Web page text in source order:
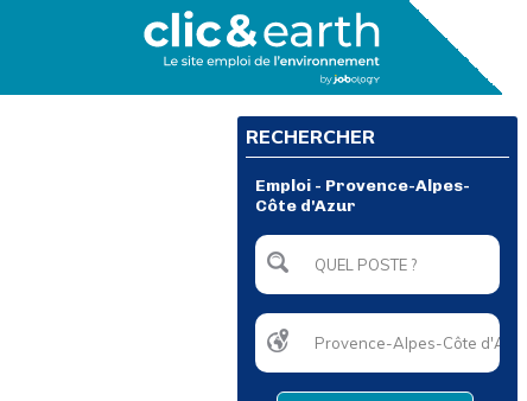
RECHERCHER
Emploi - Provence-Alpes-
Côte d'Azur